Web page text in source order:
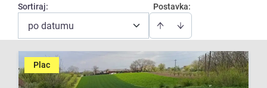
Postavka:
Sortiraj:
po datumu
Plac